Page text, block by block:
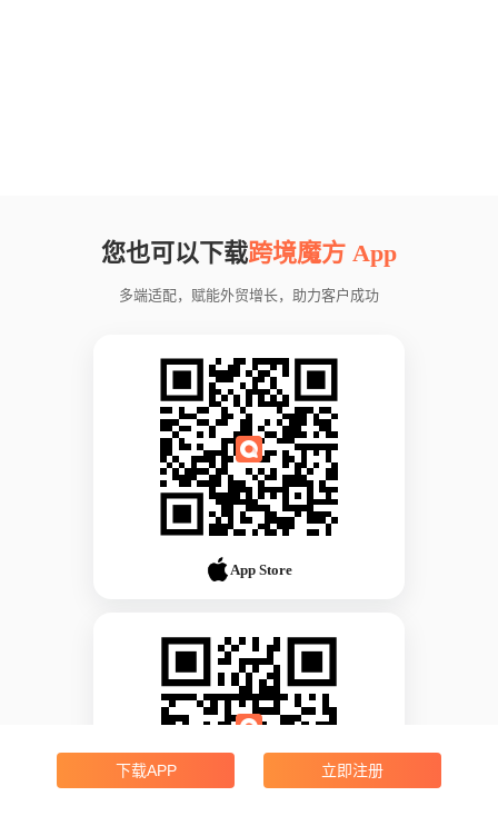
您也可以下载跨境魔方 App
多端适配，赋能外贸增长，助力客户成功
App Store
下载APP 立即注册